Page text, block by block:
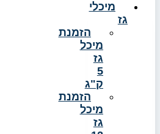
מיכלי
גז
הזמנת
מיכל
גז
5
ק"ג
הזמנת
מיכל
גז